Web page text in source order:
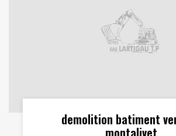
demolition batiment
montalivet